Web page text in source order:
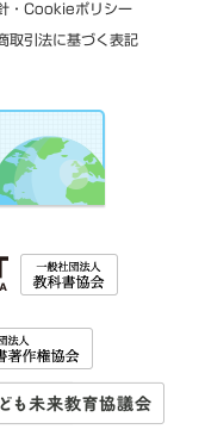
・Cookieポリシー
取引法に基づく表記